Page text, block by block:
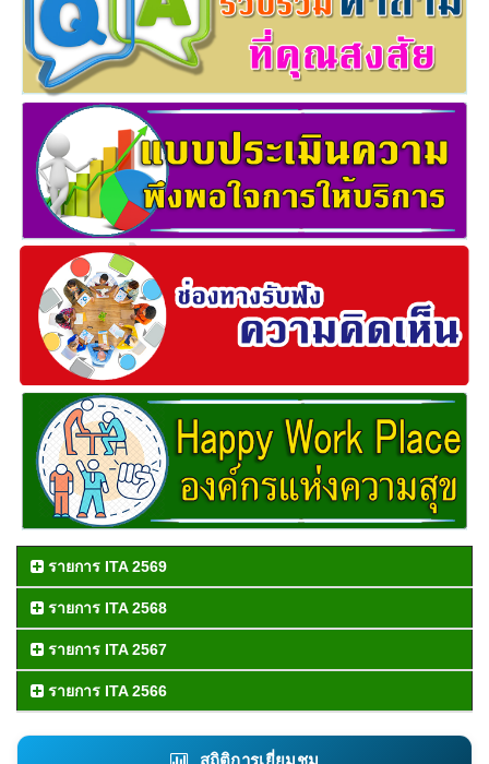
รายการ ITA 2569
รายการ ITA 2568
รายการ ITA 2567
รายการ ITA 2566